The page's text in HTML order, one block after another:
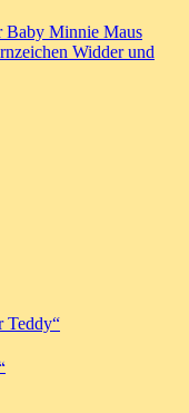
Baby Minnie Maus
Widder und